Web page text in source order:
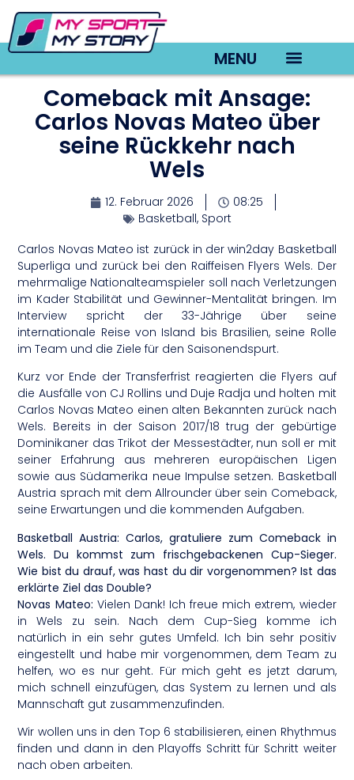
MENU
Comeback mit Ansage:
Carlos Novas Mateo über
seine Rückkehr nach
Wels
12. Februar 2026
08:25
Basketball, Sport
Carlos Novas Mateo ist zurück in der win2day Basketball
Superliga und zurück bei den Raiffeisen Flyers Wels. Der
mehrmalige Nationalteamspieler soll nach Verletzungen
im Kader Stabilität und Gewinner-Mentalität bringen. Im
Interview spricht der 33-Jährige über seine
internationale Reise von Island bis Brasilien, seine Rolle
im Team und die Ziele für den Saisonendspurt.
Kurz vor Ende der Transferfrist reagierten die Flyers auf
die Ausfälle von CJ Rollins und Duje Radja und holten mit
Carlos Novas Mateo einen alten Bekannten zurück nach
Wels. Bereits in der Saison 2017/18 trug der gebürtige
Dominikaner das Trikot der Messestädter, nun soll er mit
seiner Erfahrung aus mehreren europäischen Ligen
sowie aus Südamerika neue Impulse setzen. Basketball
Austria sprach mit dem Allrounder über sein Comeback,
seine Erwartungen und die kommenden Aufgaben.
Basketball Austria: Carlos, gratuliere zum Comeback in
Wels. Du kommst zum frischgebackenen Cup-Sieger.
Wie bist du drauf, was hast du dir vorgenommen? Ist das
erklärte Ziel das Double?
Novas Mateo: Vielen Dank! Ich freue mich extrem, wieder
in Wels zu sein. Nach dem Cup-Sieg komme ich
natürlich in ein sehr gutes Umfeld. Ich bin sehr positiv
eingestellt und habe mir vorgenommen, dem Team zu
helfen, wo es nur geht. Für mich geht es jetzt darum,
mich schnell einzufügen, das System zu lernen und als
Mannschaft gut zusammenzufinden.
Wir wollen uns in den Top 6 stabilisieren, einen Rhythmus
finden und dann in den Playoffs Schritt für Schritt weiter
nach oben arbeiten.